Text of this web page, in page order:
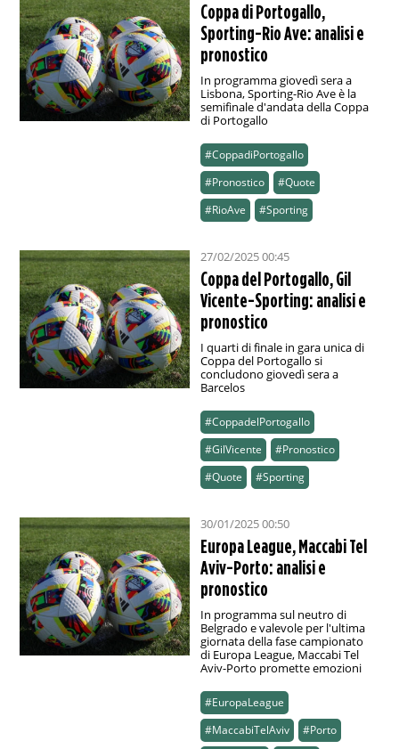
Coppa di Portogallo,
Sporting-Rio Ave: analisi e
pronostico
In programma giovedì sera a
Lisbona, Sporting-Rio Ave è la
semifinale d'andata della Coppa
di Portogallo
#CoppadiPortogallo
#Pronostico
#Quote
#RioAve
#Sporting
27/02/2025 00:45
Coppa del Portogallo, Gil
Vicente-Sporting: analisi e
pronostico
I quarti di finale in gara unica di
Coppa del Portogallo si
concludono giovedì sera a
Barcelos
#CoppadelPortogallo
#GilVicente
#Pronostico
#Quote
#Sporting
30/01/2025 00:50
Europa League, Maccabi Tel
Aviv-Porto: analisi e
pronostico
In programma sul neutro di
Belgrado e valevole per l'ultima
giornata della fase campionato
di Europa League, Maccabi Tel
Aviv-Porto promette emozioni
#EuropaLeague
#MaccabiTelAviv
#Porto